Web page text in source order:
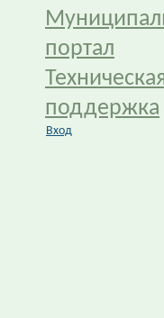
портал
поддержка
Вход